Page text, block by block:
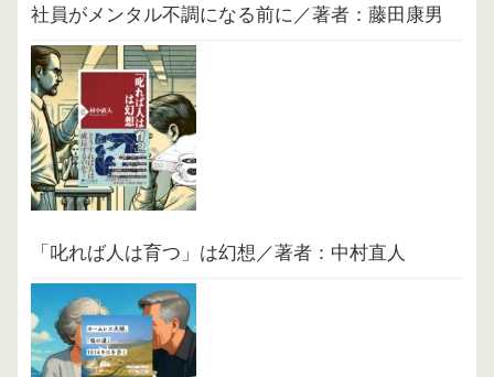
社員がメンタル不調になる前に／著者：藤田康男
「叱れば人は育つ」は幻想／著者：中村直人